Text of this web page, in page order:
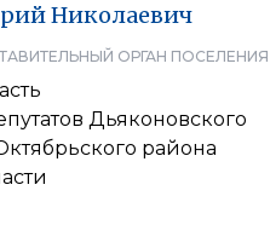
Николаевич
ОРГАН ПОСЕЛЕНИЯ
Дьяконовского
района